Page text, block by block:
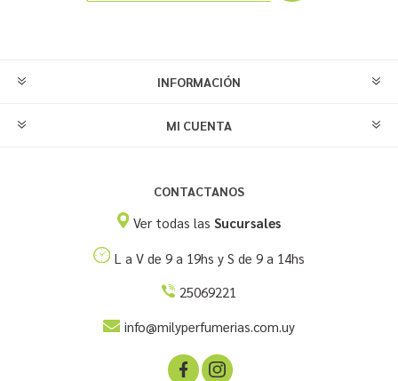
INFORMACIÓN
MI CUENTA
CONTACTANOS
Ver todas las Sucursales
L a V de 9 a 19hs y S de 9 a 14hs
25069221
info@milyperfumerias.com.uy